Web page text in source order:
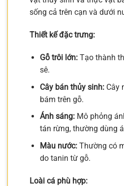
sống cả trên cạn và dưới
Thiết kế đặc trưng:
Gỗ trôi lớn:Tạo thành
sê.
Cây bán thủy sinh:Cây
bám trên gỗ.
Ánh sáng:Mô phỏng
tán rừng, thường dùng
Màu nước:Thường có
do tanin từ gỗ.
Loài cá phù hợp: